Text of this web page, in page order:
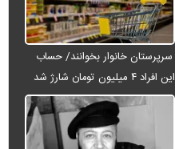
سرپرستان خانوار بخوانند/ حساب
این افراد ۴ میلیون تومان شارژ شد